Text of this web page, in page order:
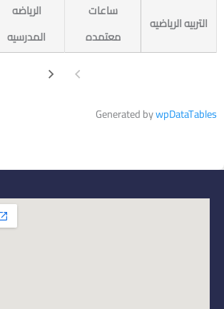
التربيه الرياضيه
ساعات
معتمده
الرياضه
المدرسيه
Generated bywpDataTables